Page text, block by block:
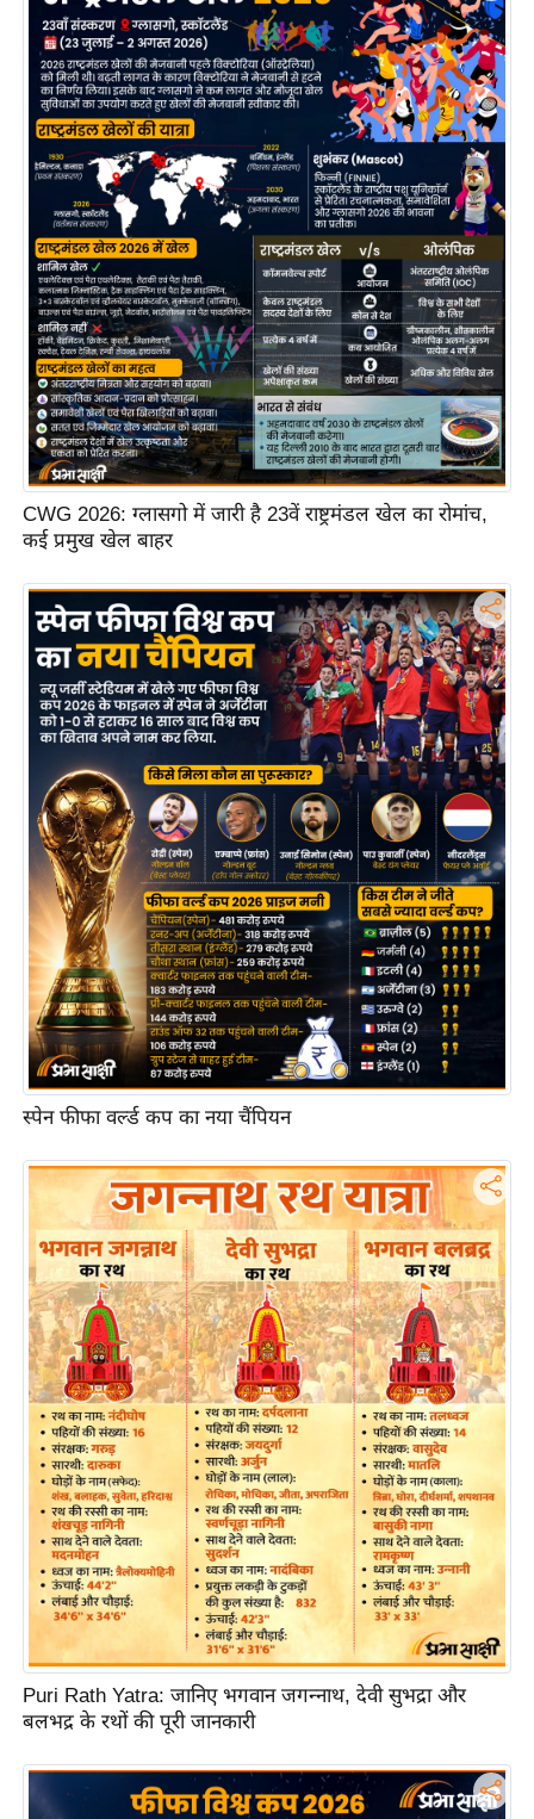
ज
नी
ति
वि
ण
स
म
सा
म
यि
क
मा
तृ
भू
मि
स्तं
भ
आ
ई
.
चा
य
प
र
स
मी
क्षा
र्म
ज्यो
ति
ष
प्र
भु
हि
मा
स्थ
व्र
त
हा
र
CWG 2026: ग्लासगो में जारी है 23वें राष्ट्रमंडल खेल का रोमांच,
कई प्रमुख खेल बाहर
स्पेन फीफा वर्ल्ड कप का नया चैंपियन
Puri Rath Yatra: जानिए भगवान जगन्नाथ, देवी सुभद्रा और
बलभद्र के रथों की पूरी जानकारी